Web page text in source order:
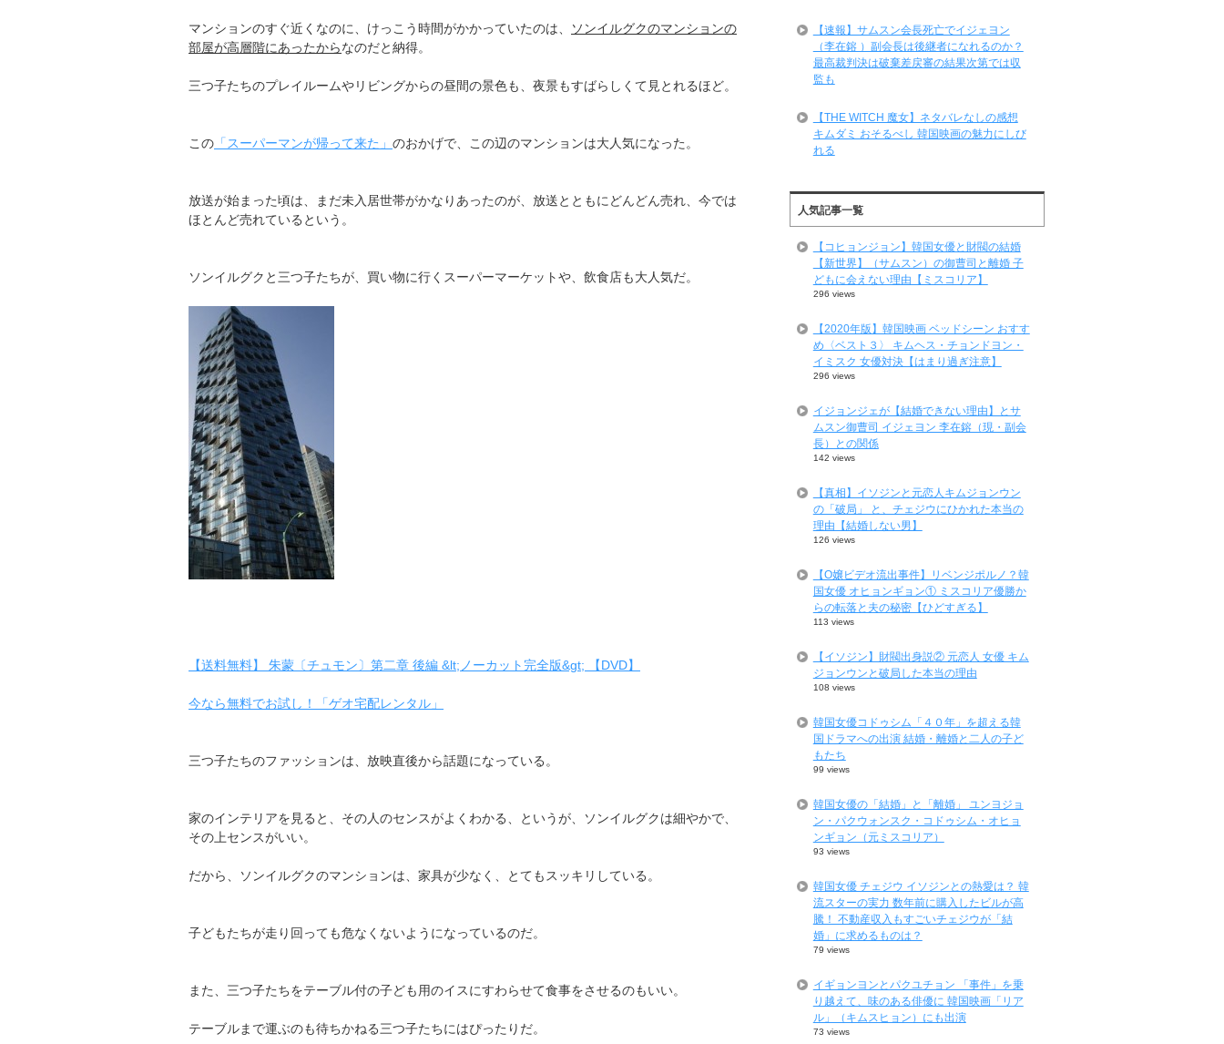
マンションのすぐ近くなのに、けっこう時間がかかっていたのは、
ソンイルグクのマンションの
部屋が高層階にあったからなのだと納得。
三つ子たちのプレイルームやリビングからの昼間の景色も、夜景もすばらしくて見とれるほど。
この 「スーパーマンが帰って来た」 のおかげで、この辺のマンションは大人気になった。
放送が始まった頃は、まだ未入居世帯がかなりあったのが、放送とともにどんどん売れ、今では
ほとんど売れているという。
ソンイルグクと三つ子たちが、買い物に行くスーパーマーケットや、飲食店も大人気だ。
【送料無料】 朱蒙〔チュモン〕第二章 後編 &lt;ノーカット完全版&gt; 【DVD】
今なら無料でお試し！「ゲオ宅配レンタル」
三つ子たちのファッションは、放映直後から話題になっている。
家のインテリアを見ると、その人のセンスがよくわかる、というが、ソンイルグクは細やかで、
その上センスがいい。
だから、ソンイルグクのマンションは、家具が少なく、とてもスッキリしている。
子どもたちが走り回っても危なくないようになっているのだ。
また、三つ子たちをテーブル付の子ども用のイスにすわらせて食事をさせるのもいい。
テーブルまで運ぶのも待ちかねる三つ子たちにはぴったりだ。
【速報】サムスン会長死亡でイジェヨン
（李在鎔 ）副会長は後継者になれるのか？
最高裁判決は破棄差戻審の結果次第では収
監も
【THE WITCH 魔女】ネタバレなしの感想
キムダミ おそるべし 韓国映画の魅力にしび
れる
人気記事一覧
【コヒョンジョン】韓国女優と財閥の結婚
【新世界】（サムスン）の御曹司と離婚 子
どもに会えない理由【ミスコリア】
296 views
【2020年版】韓国映画 ベッドシーン おすす
め〈ベスト３〉 キムヘス・チョンドヨン・
イミスク 女優対決【はまり過ぎ注意】
296 views
イジョンジェが【結婚できない理由】とサ
ムスン御曹司 イジェヨン 李在鎔（現・副会
長）との関係
142 views
【真相】イソジンと元恋人キムジョンウン
の「破局」 と、チェジウにひかれた本当の
理由【結婚しない男】
126 views
【O嬢ビデオ流出事件】リベンジポルノ？韓
国女優 オヒョンギョン① ミスコリア優勝か
らの転落と夫の秘密【ひどすぎる】
113 views
【イソジン】財閥出身説② 元恋人 女優 キム
ジョンウンと破局した本当の理由
108 views
韓国女優コドゥシム「４０年」を超える韓
国ドラマへの出演 結婚・離婚と二人の子ど
もたち
99 views
韓国女優の「結婚」と「離婚」 ユンヨジョ
ン・パクウォンスク・コドゥシム・オヒョ
ンギョン（元ミスコリア）
93 views
韓国女優 チェジウ イソジンとの熱愛は？ 韓
流スターの実力 数年前に購入したビルが高
騰！ 不動産収入もすごいチェジウが「結
婚」に求めるものは？
79 views
イギョンヨンとパクユチョン 「事件」を乗
り越えて、味のある俳優に 韓国映画「リア
ル」（キムスヒョン）にも出演
73 views